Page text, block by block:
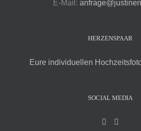
E-Mail:
HERZENSPAAR
Eure individuellen
SOCIAL MEDIA